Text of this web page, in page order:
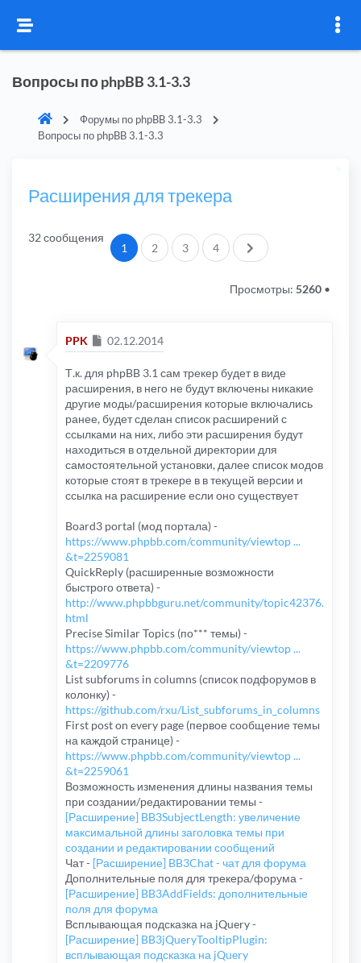
Вопросы по phpBB 3.1-3.3
Форумы по phpBB 3.1-3.3
Вопросы по phpBB 3.1-3.3
Расширения для трекера
32 сообщения
1 2 3 4 След.
Просмотры: 5260 •
PPK Сообщение
02.12.2014
Т.к. для phpBB 3.1 сам трекер будет в виде
расширения, в него не будут включены никакие
другие моды/расширения которые включались
ранее, будет сделан список расширений с
ссылками на них, либо эти расширения будут
находиться в отдельной директории для
самостоятельной установки, далее список модов
которые стоят в трекере в в текущей версии и
ссылка на расширение если оно существует
Board3 portal (мод портала) -
https://www.phpbb.com/community/viewtop ...
&t=2259081
QuickReply (расширенные возможности
быстрого ответа) -
http://www.phpbbguru.net/community/topic42376.
html
Precise Similar Topics (по*** темы) -
https://www.phpbb.com/community/viewtop ...
&t=2209776
List subforums in columns (список подфорумов в
колонку) -
https://github.com/rxu/List_subforums_in_columns
First post on every page (первое сообщение темы
на каждой странице) -
https://www.phpbb.com/community/viewtop ...
&t=2259061
Возможность изменения длины названия темы
при создании/редактировании темы -
[Расширение] BB3SubjectLength: увеличение
максимальной длины заголовка темы при
создании и редактировании сообщений
Чат - [Расширение] BB3Chat - чат для форума
Дополнительные поля для трекера/форума -
[Расширение] BB3AddFields: дополнительные
поля для форума
Всплывающая подсказка на jQuery -
[Расширение] BB3jQueryTooltipPlugin:
всплывающая подсказка на jQuery